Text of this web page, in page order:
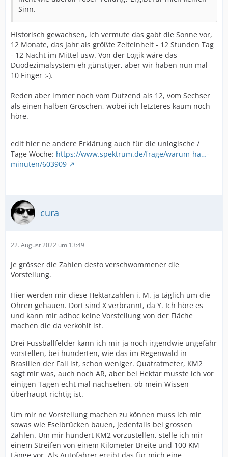
Sinn.
Historisch gewachsen, ich vermute das gabt die Sonne vor,
12 Monate, das Jahr als größte Zeiteinheit - 12 Stunden Tag
- 12 Nacht im Mittel usw. Von der Logik wäre das
Duodezimalsystem eh günstiger, aber wir haben nun mal
10 Finger :-).
Reden aber immer noch vom Dutzend als 12, vom Sechser
als einen halben Groschen, wobei ich letzteres kaum noch
höre.
edit hier ne andere Erklärung auch für die unlogische /
Tage Woche: https://www.spektrum.de/frage/warum-ha…-
minuten/603909
cura
22. August 2022 um 13:49
Je grösser die Zahlen desto verschwommener die
Vorstellung.
Hier werden mir diese Hektarzahlen i. M. ja täglich um die
Ohren gehauen. Dort sind X verbrannt, da Y. Ich höre es
und kann mir adhoc keine Vorstellung von der Fläche
machen die da verkohlt ist.
Drei Fussballfelder kann ich mir ja noch irgendwie ungefähr
vorstellen, bei hunderten, wie das im Regenwald in
Brasilien der Fall ist, schon weniger. Quatratmeter, KM2
sagt mir was, auch noch AR, aber bei Hektar musste ich vor
einigen Tagen echt mal nachsehen, ob mein Wissen
überhaupt richtig ist.
Um mir ne Vorstellung machen zu können muss ich mir
sowas wie Eselbrücken bauen, jedenfalls bei grossen
Zahlen. Um mir hundert KM2 vorzustellen, stelle ich mir
einem Streifen von einem Kilometer Breite und 100 KM